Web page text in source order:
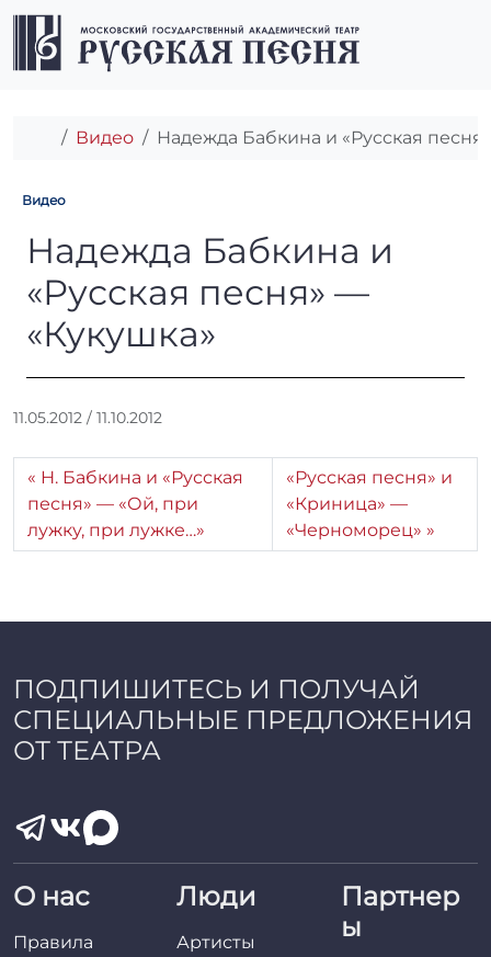
Перейти к содержимому
Перейти к футеру
Главная
Видео Надежда Бабкина и «Русская
Видео
Надежда Бабкина и
Надежда Бабкина и
«Русская песня» —
«Кукушка»
11.05.2012 / 11.10.2012
т
о
р
:
r
a
i
n
Н. Бабкина и «Русская
песня» — «Ой, при
лужку, при лужке…»
«Русская песня» и
«Криница» —
«Черноморец»
ПОДПИШИТЕСЬ И ПОЛУЧАЙ
СПЕЦИАЛЬНЫЕ ПРЕДЛОЖЕНИЯ
ОТ ТЕАТРА
О нас
Правила
Люди
Артисты
Партнер
ы